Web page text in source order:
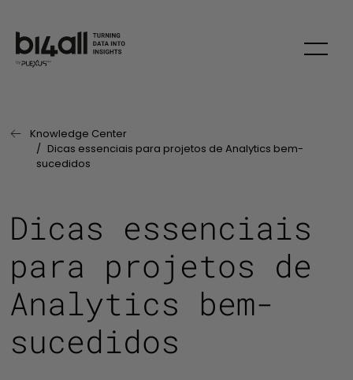
Página Anterior:
Knowledge Center
Dicas essenciais para projetos de Analytics bem-
sucedidos
Dicas essenciais
para projetos de
Analytics bem-
sucedidos